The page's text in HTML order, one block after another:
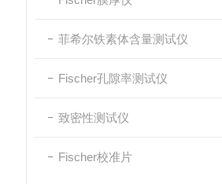
菲希尔铁素体含量测试仪
Fischer孔隙率测试仪
致密性测试仪
Fischer校准片